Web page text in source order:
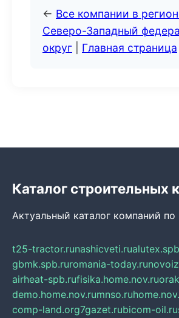
← Все компании в
Северо-Западный
округ
Главная страница
Каталог строительных
Актуальный каталог компаний по
t25-tractor.runashicveti.ru
gbmk.spb.ruromania-today.ru
airheat-spb.rufisika.home.nov.ru
demo.home.nov.rumnso.ru
comp-land.org7gazet.rubicom-oil.ru